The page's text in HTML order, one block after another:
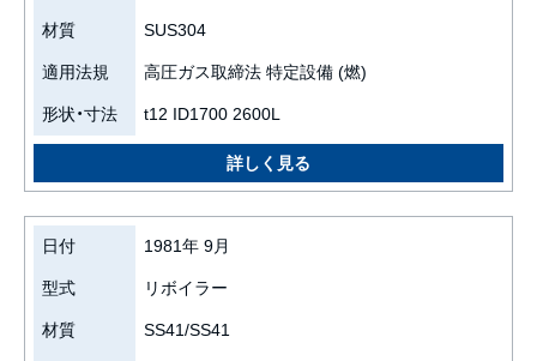
材質 SUS304
適用法規 高圧ガス取締法 特定設備 (燃)
形状・寸法 t12 ID1700 2600L
日付 1981年 9月
型式 リボイラー
材質 SS41/SS41